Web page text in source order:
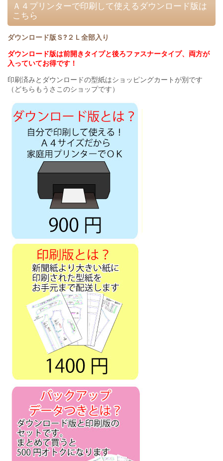
Ａ４プリンターで印刷して使えるダウンロード版は
こちら
ダウンロード版Ｓ?２Ｌ全部入り
ダウンロード版は前開きタイプと後ろファスナータイプ、両方が
入っていてお得です！
印刷済みとダウンロードの型紙はショッピングカートが別です
（どちらもうさこのショップです）